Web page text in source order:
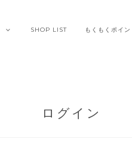
SHOP LIST もくもくポイン
ログイン